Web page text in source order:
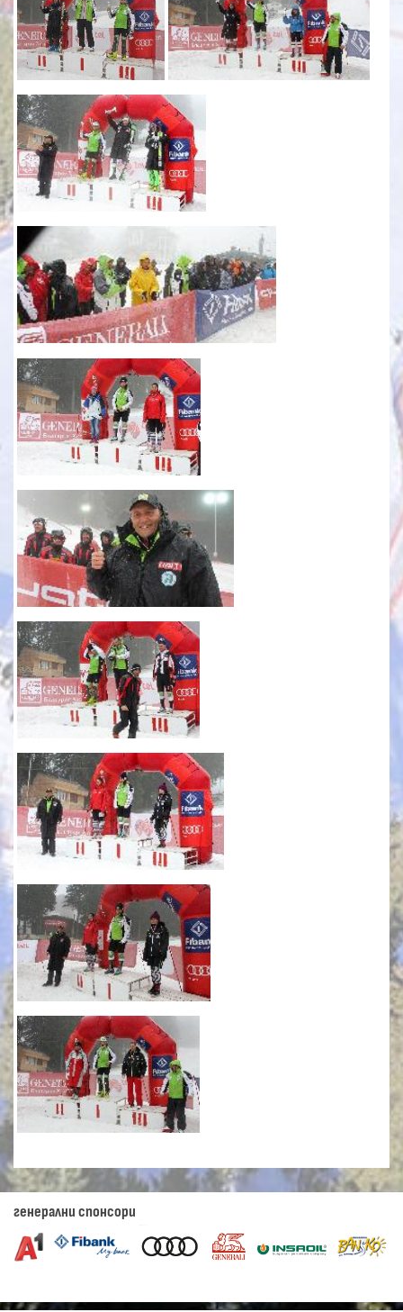
генерални спонсори